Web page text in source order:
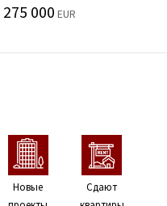
275 000 EUR
Новые
Сдают